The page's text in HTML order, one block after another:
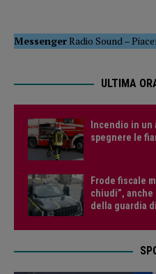
MessengerRadio Sound–
ULTIMA
Incendio in un
spegnere le
Frode fiscale
chiudi”, anche
della guardia